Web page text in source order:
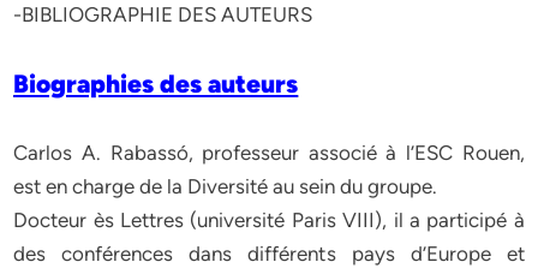
-BIBLIOGRAPHIE DES AUTEURS
Biographies des auteurs
Carlos A. Rabassó, professeur associé à l’ESC Rouen,
est en charge de la Diversité au sein du groupe.
Docteur ès Lettres (université Paris VIII), il a participé à
des conférences dans différents pays d’Europe et